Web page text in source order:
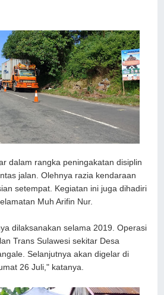
dalam rangka peningakatan disiplin
jalan. Olehnya razia kendaraan
setempat. Kegiatan ini juga dihadiri
Muh Arifin Nur.
dilaksanakan selama 2019. Operasi
Trans Sulawesi sekitar Desa
Selanjutnya akan digelar di
26 Juli," katanya.